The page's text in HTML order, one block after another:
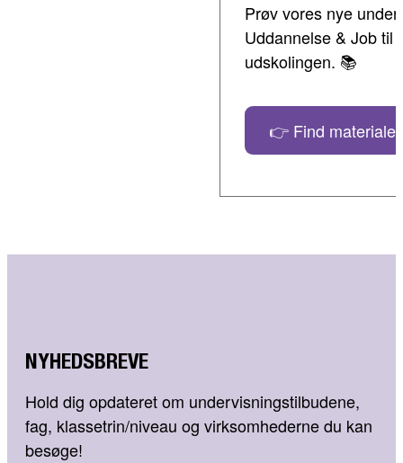
Prøv vores nye
Uddannelse & Job til
udskolingen. 📚
👉 Find
NYHEDSBREVE
Hold dig opdateret om undervisningstilbudene,
fag, klassetrin/niveau og virksomhederne du kan
besøge!